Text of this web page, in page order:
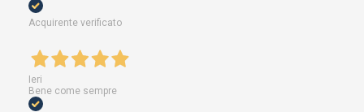
Acquirente verificato
Ieri
Bene come sempre